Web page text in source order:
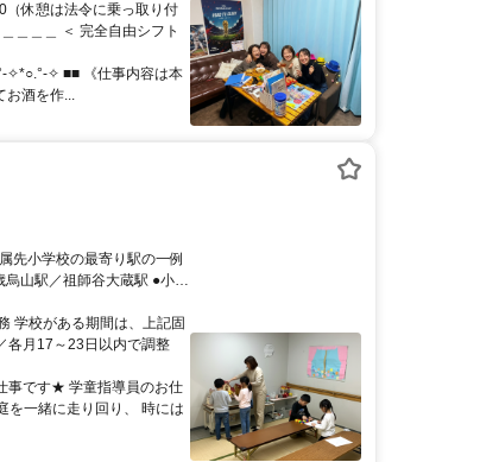
（休憩は法令に乗っ取り付
＿＿＿ ＜ 完全自由シフト
✧ ■■ 《仕事内容は本
お酒を作...
／祖師谷大蔵駅 ●小田
頭線など 色んな沿線に学
浜市や川崎市など神奈川県
タッフもいます◎
学校がある期間は、上記固
各月17～23日以内で調整
事です★ 学童指導員のお仕
を一緒に走り回り、 時には